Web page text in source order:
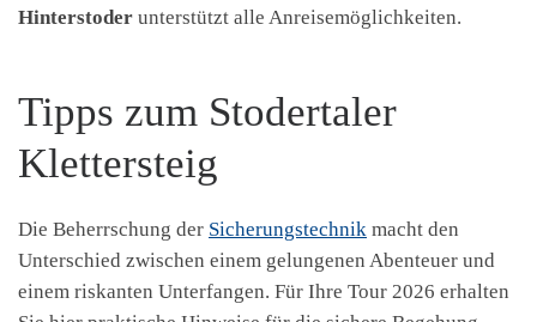
Hinterstoder unterstützt alle Anreisemöglichkeiten.
Tipps zum Stodertaler
Klettersteig
Die Beherrschung der Sicherungstechnik macht den
Unterschied zwischen einem gelungenen Abenteuer und
einem riskanten Unterfangen. Für Ihre Tour 2026 erhalten